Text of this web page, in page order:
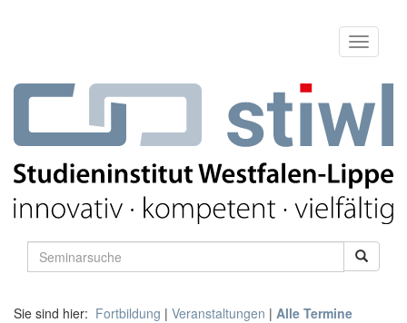
Sie sind hier: Fortbildung | Veranstaltungen | Alle Termine